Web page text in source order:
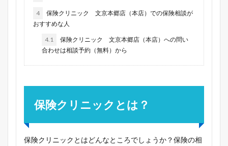
4
保険クリニック 文京本郷店（本店）での保険相談が
おすすめな人
4.1
保険クリニック 文京本郷店（本店）への問い
合わせは相談予約（無料）から
保険クリニックとは？
保険クリニックとはどんなところでしょうか？保険の相